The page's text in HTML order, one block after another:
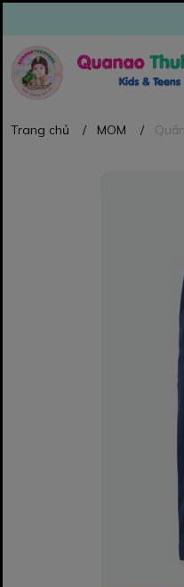
Trang chủ / MOM /